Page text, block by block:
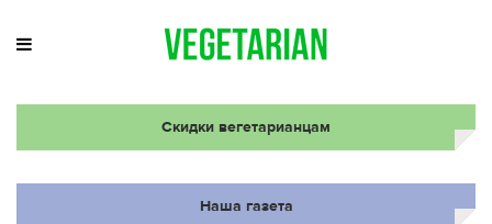
Скидки вегетарианцам
Наша газета